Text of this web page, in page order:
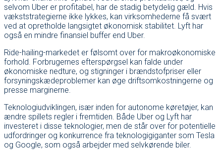
selvom Uber er profitabel, har de stadig betydelig gæld. Hvis
vækststrategierne ikke lykkes, kan virksomhederne få svært
ved at opretholde langsigtet økonomisk stabilitet. Lyft har
også en mindre finansiel buffer end Uber.
Ride-hailing-markedet er følsomt over for makroøkonomiske
forhold. Forbrugernes efterspørgsel kan falde under
økonomiske nedture, og stigninger i brændstofpriser eller
forsyningskædeproblemer kan øge driftsomkostningerne og
presse marginerne.
Teknologiudviklingen, især inden for autonome køretøjer, kan
ændre spillets regler i fremtiden. Både Uber og Lyft har
investeret i disse teknologier, men de står over for potentielle
udfordringer og konkurrence fra teknologigiganter som Tesla
og Google, som også arbejder med selvkørende biler.